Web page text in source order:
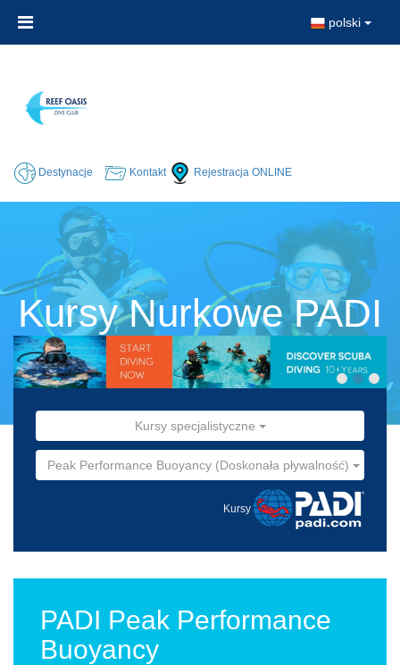
polski
Destynacje Kontakt Rejestracja ONLINE
Kursy Nurkowe PADI
Kursy specjalistyczne
Peak Performance Buoyancy (Doskonała pływalność)
Kursy
PADI Peak Performance
Buoyancy